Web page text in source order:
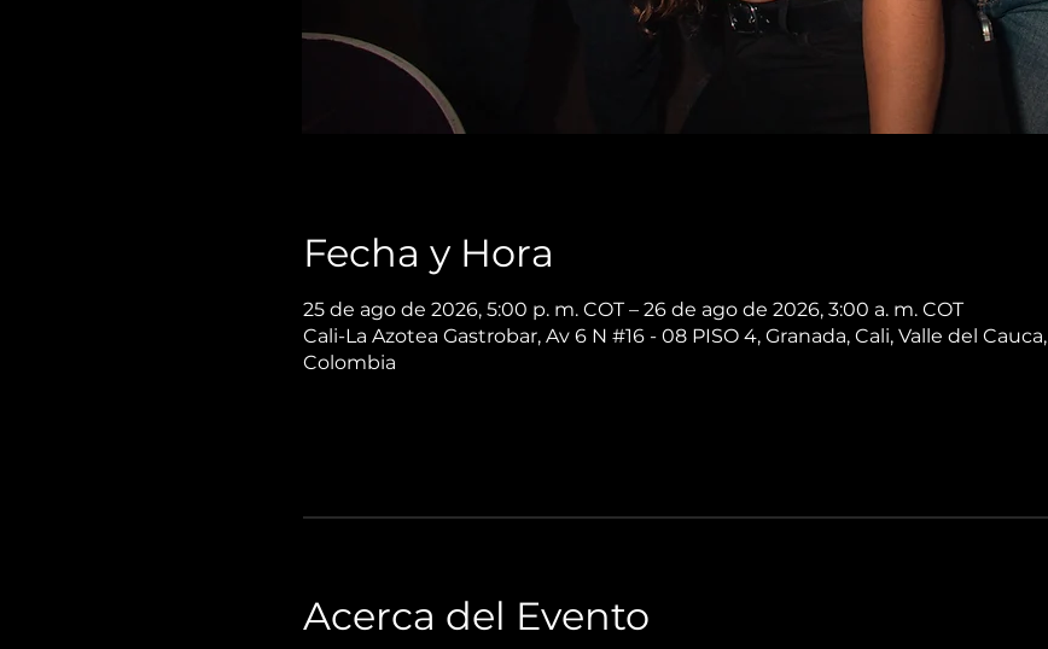
Fecha y Hora
25 de ago de 2026, 5:00 p. m. COT – 26 de ago de 2026, 3:00 a. m. COT
Cali-La Azotea Gastrobar, Av 6 N #16 - 08 PISO 4, Granada, Cali, Valle del Cauca,
Colombia
Acerca del Evento